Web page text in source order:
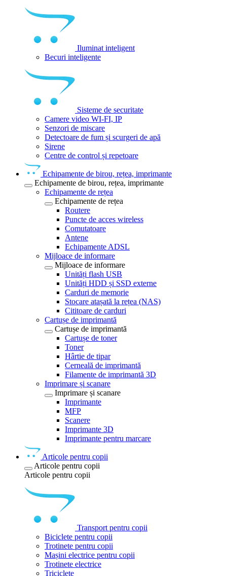
Iluminat inteligent
Becuri inteligente
Sisteme de securitate
Camere video WI-FI, IP
Senzori de miscare
Detectoare de fum și scurgeri de apă
Sirene
Centre de control și repetoare
Echipamente de birou, rețea, imprimante
Echipamente de birou, rețea, imprimante
Echipamente de rețea
Echipamente de rețea
Routere
Puncte de acces wireless
Comutatoare
Antene
Echipamente ADSL
Mijloace de informare
Mijloace de informare
Unități flash USB
Unități HDD și SSD externe
Carduri de memorie
Stocare atașată la rețea (NAS)
Cititoare de carduri
Cartușe de imprimantă
Cartușe de imprimantă
Cartușe de toner
Toner
Hârtie de tipar
Cerneală de imprimantă
Filamente de imprimantă 3D
Imprimare și scanare
Imprimare și scanare
Imprimante
MFP
Scanere
Imprimante 3D
Imprimante pentru marcare
Articole pentru copii
Articole pentru copii
Articole pentru copii
Transport pentru copii
Biciclete pentru copii
Trotinete pentru copii
Mașini electrice pentru copii
Trotinete electrice
Triciclete